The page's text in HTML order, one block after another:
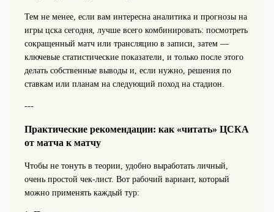
Тем не менее, если вам интересна аналитика и прогнозы на
игры цска сегодня, лучше всего комбинировать: посмотреть
сокращенный матч или трансляцию в записи, затем —
ключевые статистические показатели, и только после этого
делать собственные выводы и, если нужно, решения по
ставкам или планам на следующий поход на стадион.
---
Практические рекомендации: как «читать» ЦСКА
от матча к матчу
Чтобы не тонуть в теории, удобно выработать личный,
очень простой чек-лист. Вот рабочий вариант, который
можно применять каждый тур: